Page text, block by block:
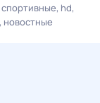
спортивные hd
новостные